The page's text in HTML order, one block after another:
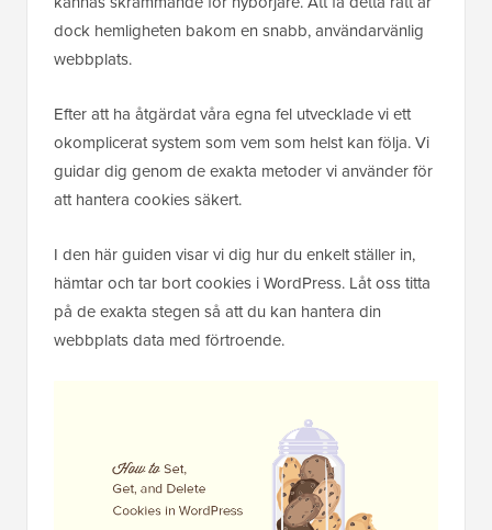
dock hemligheten bakom en snabb, användarvänlig
webbplats.
Efter att ha åtgärdat våra egna fel utvecklade vi ett
okomplicerat system som vem som helst kan följa. Vi
guidar dig genom de exakta metoder vi använder för
att hantera cookies säkert.
I den här guiden visar vi dig hur du enkelt ställer in,
hämtar och tar bort cookies i WordPress. Låt oss titta
på de exakta stegen så att du kan hantera din
webbplats data med förtroende.